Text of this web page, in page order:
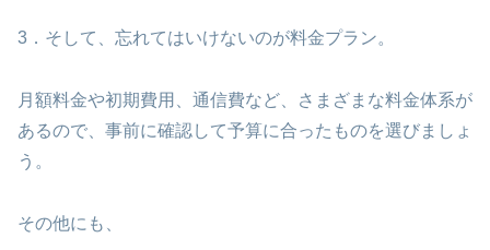
3．そして、忘れてはいけないのが料金プラン。
月額料金や初期費用、通信費など、さまざまな料金体系が
あるので、事前に確認して予算に合ったものを選びましょ
う。
その他にも、